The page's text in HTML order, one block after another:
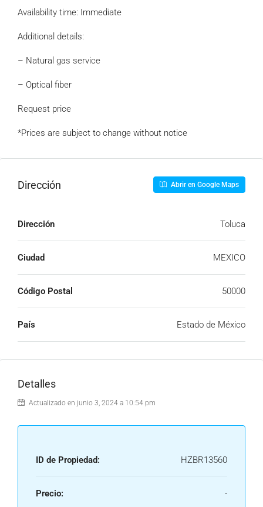
Availability time: Immediate
Additional details:
– Natural gas service
– Optical fiber
Request price
*Prices are subject to change without notice
Dirección Abrir en Google Maps
Dirección Toluca
Ciudad MEXICO
Código Postal 50000
País Estado de México
Detalles
Actualizado en junio 3, 2024 a 10:54 pm
ID de Propiedad: HZBR13560
Precio: -